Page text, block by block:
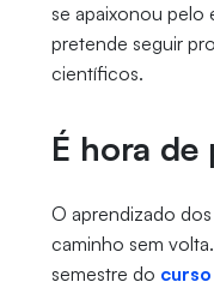
se apaixonou pelo
pretende seguir
científicos.
É hora
O aprendizado
caminho sem
semestre do